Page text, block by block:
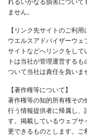
ません。
【リンク先サイトのご利用
ウエルスアドバイザーウ
サイトなどへリンクをして
トは当社が管理運営する
ついて当社は責任を負いま
【著作権等について】
著作権等の知的所有権その
行う情報提供者に帰属し、
す。掲載しているウェブサ
更できるものとします。ご